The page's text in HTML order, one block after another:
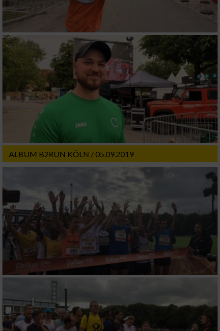
ALBUM B2RUN KÖLN / 05.09.2019
Verwendung von Profilen zur Auswahl
Messung der Werbeleistung
Messung der Performance von Inhalten
Analyse von Zielgruppen durch Statistiken
oder Kombinationen von Daten aus
verschiedenen Quellen
Entwicklung und Verbesserung der Angebote
Verwendung reduzierter Daten zur Auswahl
IAB-Besonderheiten:
Verwendung genauer Standortdaten
Geräte anhand von aktiv angeforderten
Informationen identifizieren
Nicht-IAB-Verarbeitungszwecke:
Performance